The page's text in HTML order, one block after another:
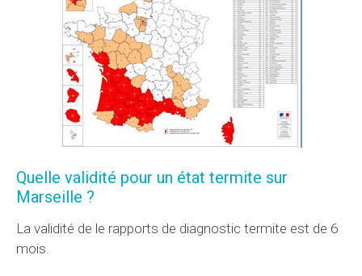
Quelle validité pour un état termite sur
Marseille ?
La validité de le rapports de diagnostic termite est de 6
mois.